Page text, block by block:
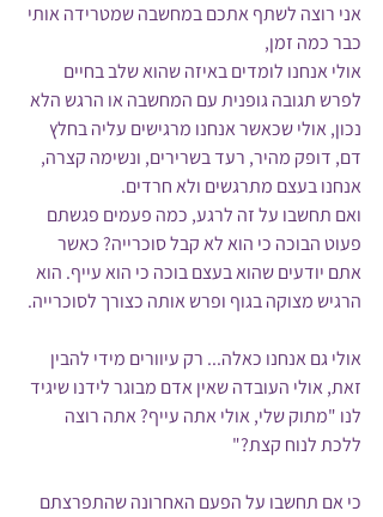
אני רוצה לשתף אתכם במחשבה שמטרידה אותי
כבר כמה זמן,
אולי אנחנו לומדים באיזה שהוא שלב בחיים
לפרש תגובה גופנית עם המחשבה או הרגש הלא
נכון, אולי שכאשר אנחנו מרגישים עליה בחלץ
דם, דופק מהיר, רעד בשרירים, ונשימה קצרה,
אנחנו בעצם מתרגשים ולא חרדים.
ואם תחשבו על זה לרגע, כמה פעמים פגשתם
פעוט הבוכה כי הוא לא קבל סוכרייה? כאשר
אתם יודעים שהוא בעצם בוכה כי הוא עייף. הוא
הרגיש מצוקה בגוף ופרש אותה כצורך לסוכרייה.
אולי גם אנחנו כאלה... רק עיוורים מידי להבין
זאת, אולי העובדה שאין אדם מבוגר לידנו שיגיד
לנו "מתוק שלי, אולי אתה עייף? אתה רוצה
ללכת לנוח קצת?"
כי אם תחשבו על הפעם האחרונה שהתפרצתם